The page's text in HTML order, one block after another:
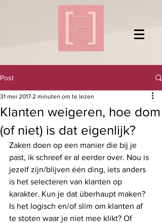
Post
Klanten weigeren, hoe dom
(of niet) is dat eigenlijk?
31 mei 2017 2 minuten om te lezen
Zaken doen op een manier die bij je
past, ik schreef er al eerder over. Nou is
jezelf zijn/blijven één ding, iets anders
is het selecteren van klanten op
karakter. Kun je dat überhaupt maken?
Is het logisch en/of slim om klanten af
te stoten waar je niet mee klikt? Of